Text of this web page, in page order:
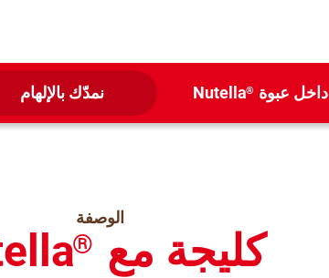
داخل عبوة ®
Nutella نمدّك بالإلهام
الوصفة
كليجة مع ®